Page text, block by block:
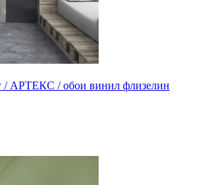
/ АРТЕКС / обои винил флизелин